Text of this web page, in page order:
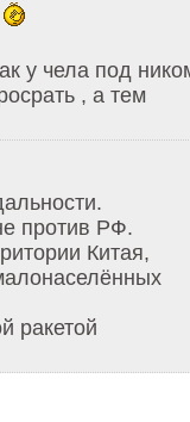
у чела под
, а тем
против РФ.
Китая,
ракетой